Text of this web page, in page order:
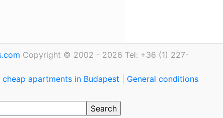
Copyright © 2002 - 2026 Tel: +36 (1) 227-
apartments in Budapest
General conditions